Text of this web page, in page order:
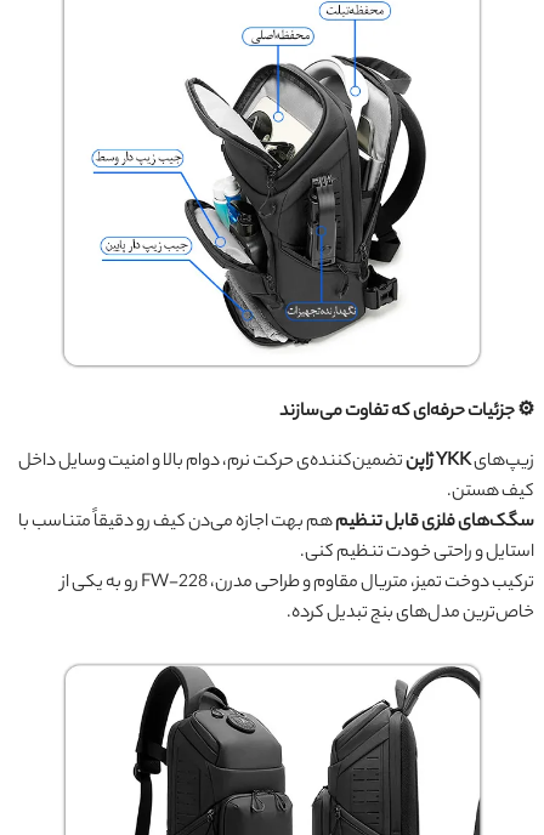
⚙️ جزئیات حرفه‌ای که تفاوت می‌سازند
زیپ‌هایYKK ژاپن
تضمین‌کننده‌ی حرکت نرم، دوام بالا و امنیت وسایل داخل
کیف هستن.
سگک‌های فلزی قابل تنظیمهم بهت اجازه می‌دن کیف رو دقیقاً متناسب با
استایل و راحتی خودت تنظیم کنی.
ترکیب دوخت تمیز، متریال مقاوم و طراحی مدرن، FW-228 رو به یکی از
خاص‌ترین مدل‌های بنج تبدیل کرده.